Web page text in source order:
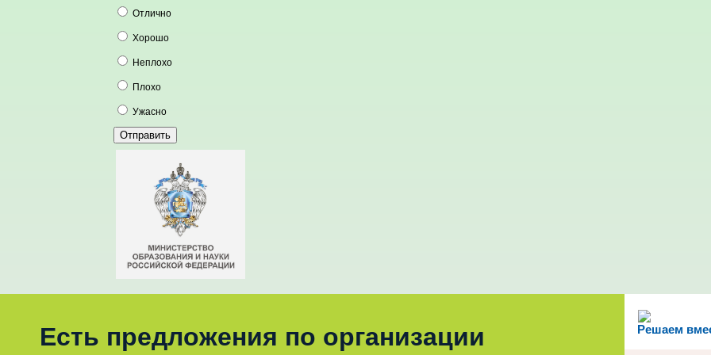
Отлично
Хорошо
Неплохо
Плохо
Ужасно
Решаем
Есть предложения по организации